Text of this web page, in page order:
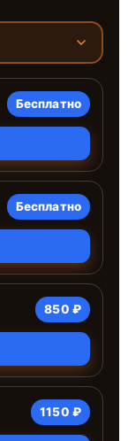
Бесплатно
Бесплатно
850 ₽
1150 ₽